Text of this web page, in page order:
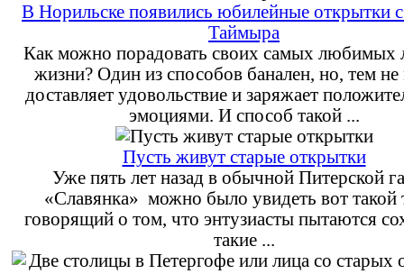
В Норильске появились юбилейные открытки
Таймыра
Как можно порадовать своих самых любимых
жизни? Один из способов банален, но, тем не
доставляет удовольствие и заряжает
эмоциями. И способ такой ...
Пусть живут старые открытки
Уже пять лет назад в обычной Питерской
«Славянка» можно было увидеть вот такой
говорящий о том, что энтузиасты пытаются
такие ...